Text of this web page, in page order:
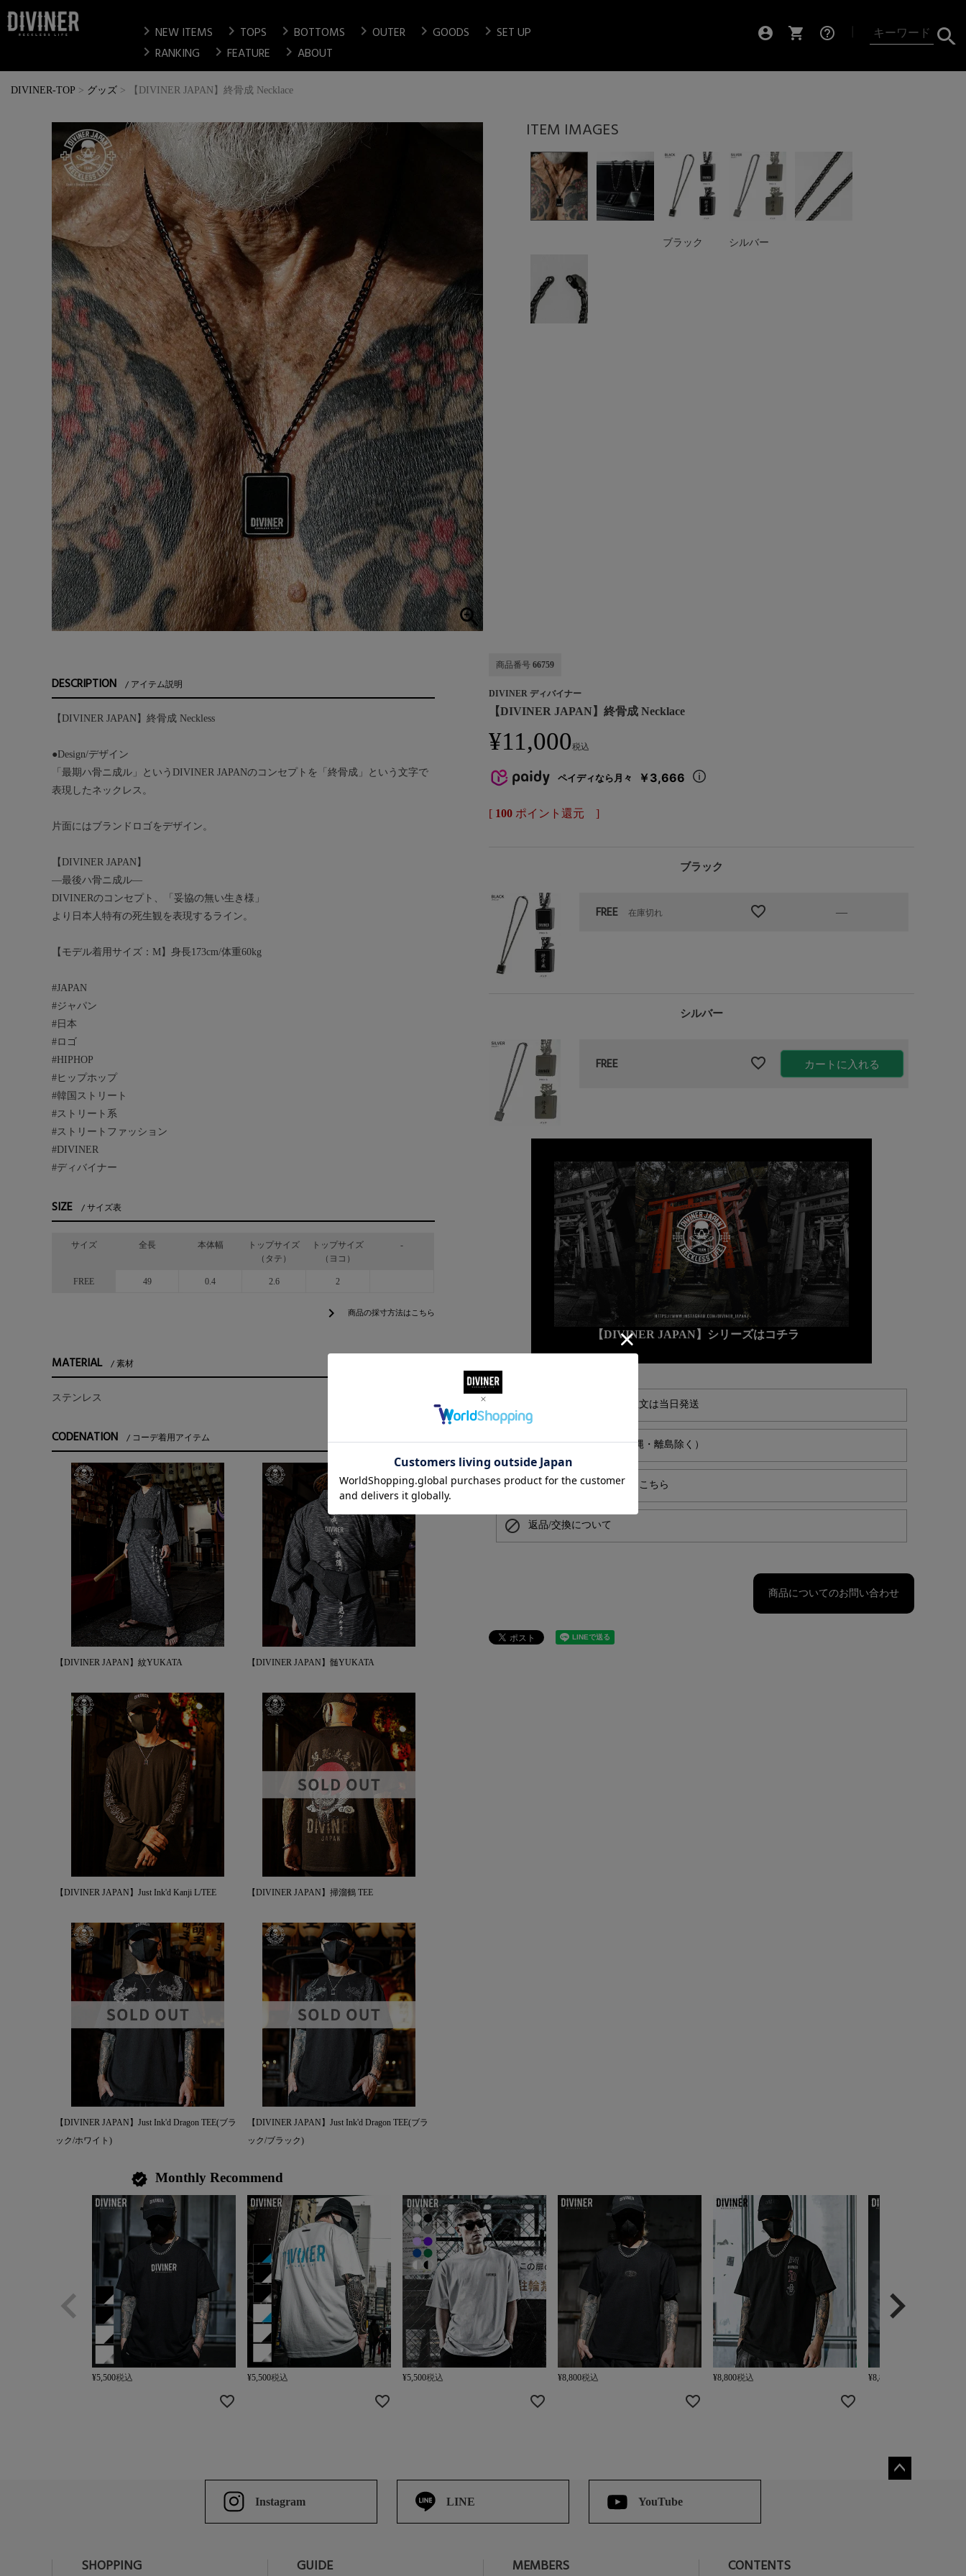
chevron_right NEW ITEMS chevron_right TOPS chevron_right BOTTOMS chevron_right OUTER chevron_right GOODS chevron_right SET UP
chevron_right RANKING chevron_right FEATURE chevron_right ABOUT
account_circle shopping_cart help_outline
DIVINER-TOP グッズ 【DIVINER JAPAN】終骨成 Necklace
ブラック シルバー
DESCRIPTION アイテム説明
【DIVINER JAPAN】終骨成 Neckless
●Design/デザイン
「最期ハ骨ニ成ル」というDIVINER JAPANのコンセプトを「終骨成」という文字で
表現したネックレス。
片面にはブランドロゴをデザイン。
【DIVINER JAPAN】
―最後ハ骨ニ成ル―
DIVINERのコンセプト、「妥協の無い生き様」
より日本人特有の死生観を表現するライン。
【モデル着用サイズ：M】身長173cm/体重60kg
#JAPAN
#ジャパン
#日本
#ロゴ
#HIPHOP
#ヒップホップ
#韓国ストリート
#ストリート系
#ストリートファッション
#DIVINER
#ディバイナー
SIZE サイズ表
サイズ 全長 本体幅
トップサイズ
（タテ）
トップサイズ
（ヨコ）
-
FREE 49 0.4 2.6 2
chevron_right 商品の採寸方法はこちら
MATERIAL 素材
ステンレス
CODENATION コーデ着用アイテム
【DIVINER JAPAN】紋YUKATA 【DIVINER JAPAN】髄YUKATA
【DIVINER JAPAN】Just Ink'd Kanji L/TEE 【DIVINER JAPAN】掃溜鶴 TEE
【DIVINER JAPAN】Just Ink'd Dragon TEE(ブラ
ック/ホワイト)
【DIVINER JAPAN】Just Ink'd Dragon TEE(ブラ
ック/ブラック)
商品番号 66759
DIVINER ディバイナー
【DIVINER JAPAN】終骨成 Necklace
¥11,000税込
ペイディなら月々 ￥3,666
[ 100 ポイント還元 ]
ブラック
FREE 在庫切れ —
シルバー
FREE カートに入れる
【DIVINER JAPAN】シリーズはコチラ
平日お昼13時までのご注文は当日発送
local_shipping 送料550円でお届け（沖縄・離島除く）
card_giftcard プレゼントラッピングはこちら
block 返品/交換について
商品についてのお問い合わせ
verified Monthly Recommend
¥5,500税込 ¥5,500税込 ¥5,500税込 ¥8,800税込 ¥8,800税込 ¥8,800
Instagram LINE YouTube
SHOPPING GUIDE MEMBERS CONTENTS